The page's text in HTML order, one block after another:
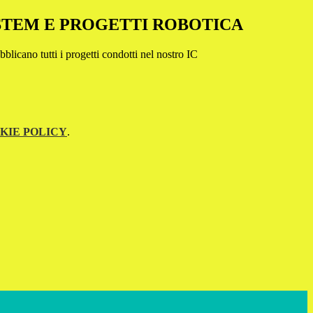
E PROGETTI ROBOTICA
tutti i progetti condotti nel nostro IC
POLICY.